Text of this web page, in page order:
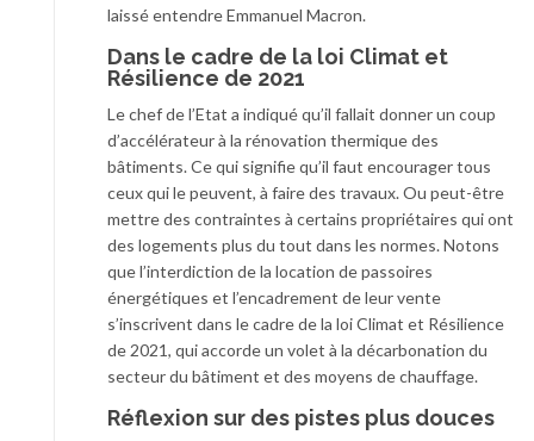
laissé entendre Emmanuel Macron.
Dans le cadre de la loi Climat et
Résilience de 2021
Le chef de l’Etat a indiqué qu’il fallait donner un coup
d’accélérateur à la rénovation thermique des
bâtiments. Ce qui signifie qu’il faut encourager tous
ceux qui le peuvent, à faire des travaux. Ou peut-être
mettre des contraintes à certains propriétaires qui ont
des logements plus du tout dans les normes. Notons
que l’interdiction de la location de passoires
énergétiques et l’encadrement de leur vente
s’inscrivent dans le cadre de la loi Climat et Résilience
de 2021, qui accorde un volet à la décarbonation du
secteur du bâtiment et des moyens de chauffage.
Réflexion sur des pistes plus douces